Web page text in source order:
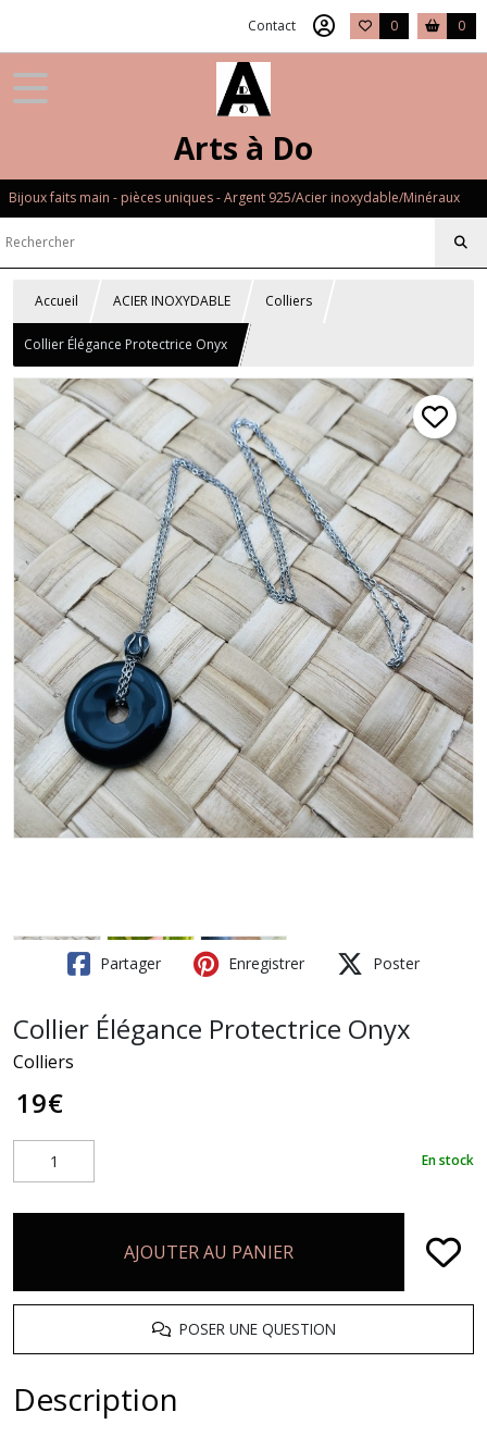
Contact 0 0
Arts à Do
Bijoux faits main - pièces uniques - Argent 925/Acier inoxydable/Minéraux
Accueil ACIER INOXYDABLE Colliers
Collier Élégance Protectrice Onyx
Partager Enregistrer Poster
Collier Élégance Protectrice Onyx
Colliers
19€
En stock
AJOUTER AU PANIER
POSER UNE QUESTION
Description